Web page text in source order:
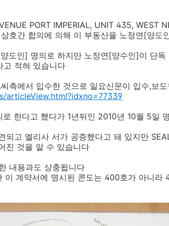
PORT IMPERIAL, UNIT 435, WEST
호간 합의에 의해 이 부동산을 노정연[양도
도인] 명의로 하지만 노정연[양수인]이 단
고 적혀 있습니다
측에서 입수한 것으로 일요신문이 입수,보
articleView.html?idxno=77339
한다고 했다가 1년뒤인 2010년 10월 5일
되고 엘리사 서가 공증했다고 돼 있지만
진 것을 알 수 있습니다
내용과도 상충됩니다
이 계약서에 명시된 콘도는 400호가 아니라